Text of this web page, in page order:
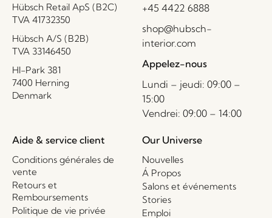
Hübsch Retail ApS (B2C)
TVA 41732350
Hübsch A/S (B2B)
TVA 33146450
HI-Park 381
7400 Herning
Denmark
+45 4422 6888
shop@hubsch-
interior.com
Appelez-nous
Lundi – jeudi: 09:00 –
15:00
Vendrei: 09:00 – 14:00
Aide & service client
Conditions générales de
vente
Retours et
Remboursements
Politique de vie privée
Our Universe
Nouvelles
Á Propos
Salons et événements
Stories
Emploi